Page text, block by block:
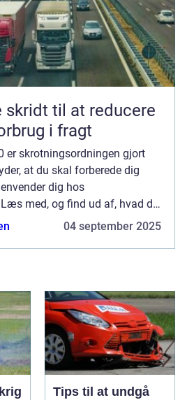
skridt til at reducere
i fragt
er skrotningsordningen gjort
at du skal forberede dig
dig hos
med, og find ud af, hvad du
og let at anmelde en bil til
04 september 2025
Tips til at undgå